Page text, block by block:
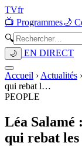
TVfr
📺 Programmes🌙
🔍
🌙 EN DIRECT
Accueil › Actualités ›
qui rebat l…
PEOPLE
Léa
qui rebat